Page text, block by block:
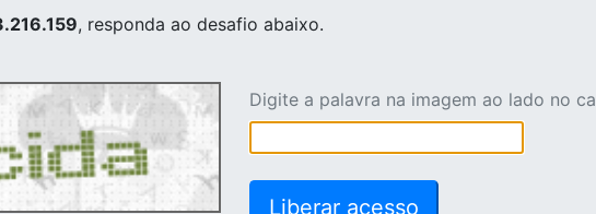
, responda ao desafio abaixo.
Digite a palavra na imagem ao lado no